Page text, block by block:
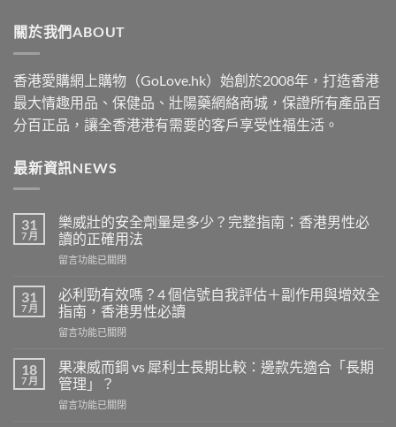
關於我們ABOUT
香港愛購網上購物（GoLove.hk）始創於2008年，打造香港
最大情趣用品、保健品、壯陽藥網絡商城，保證所有產品百
分百正品，讓全香港港有需要的客戶享受性福生活。
最新資訊NEWS
31
7 月
樂威壯的安全劑量是多少？完整指南：香港男性必
讀的正確用法
在
威
壯
的
安
劑
量
是
多
留言功能已關閉
31
7 月
必利勁有效嗎？4 個信號自我評估＋副作用與增效全
指南，香港男性必讀
在
利
勁
有
效
留言功能已關閉
18
7 月
果凍威而鋼 vs 犀利士長期比較：邊款先適合「長期
管理」？
在
留言功能已關閉